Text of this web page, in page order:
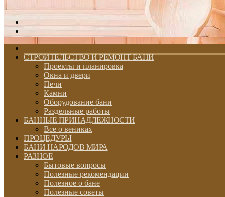
skin
СТРОИТЕЛЬСТВО И РЕМОНТ БАНИ
Проекты и планировка
Окна и двери
Печи
Камни
Оборудование бани
Раздельные работы
БАННЫЕ ПРИНАДЛЕЖНОСТИ
Все о вениках
ПРОЦЕДУРЫ
БАНИ НАРОДОВ МИРА
РАЗНОЕ
Бытовые вопросы
Полезные рекомендации
Полезное о бане
Полезные советы